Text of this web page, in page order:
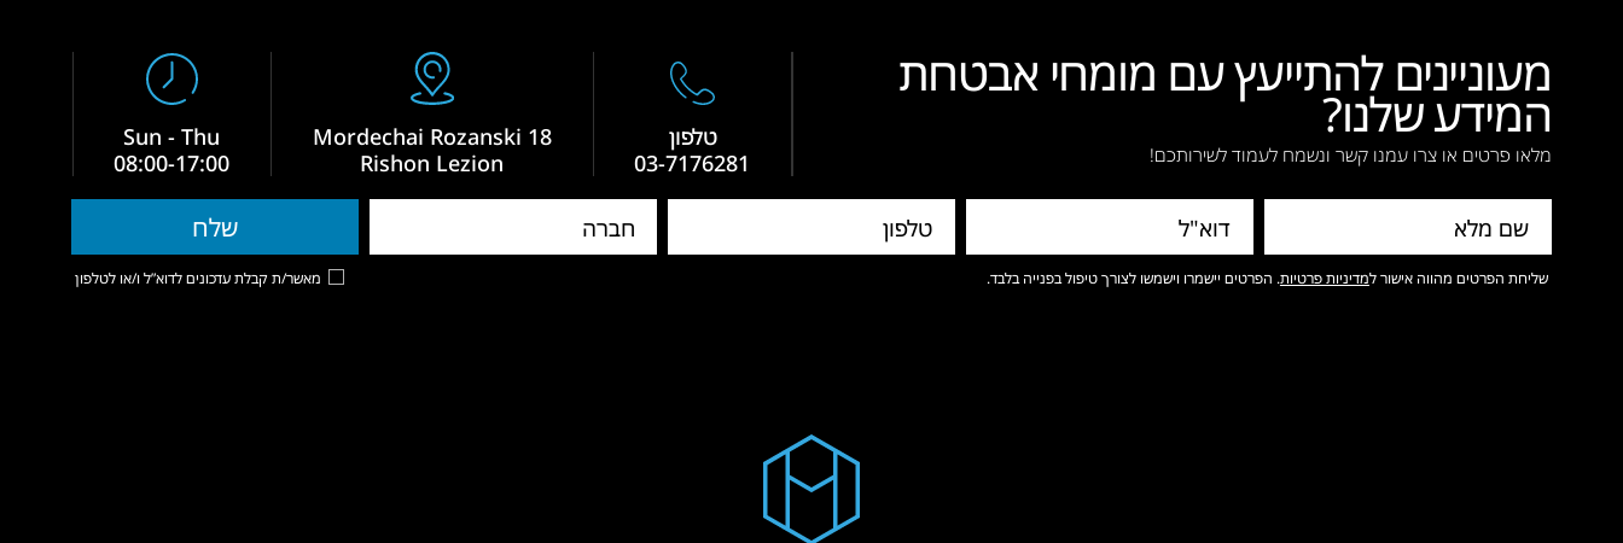
מעוניינים להתייעץ עם מומחי אבטחת
המידע שלנו?
מלאו פרטים או צרו עמנו קשר ונשמח לעמוד לשירותכם!
טלפון
03-7176281
Mordechai Rozanski 18
Rishon Lezion
Sun - Thu
08:00-17:00
שליחת הפרטים מהווה אישור למדיניות פרטיות. הפרטים יישמרו וישמשו לצורך טיפול בפנייה בלבד. מאשר/ת קבלת עדכונים לדוא”ל ו/או לטלפון